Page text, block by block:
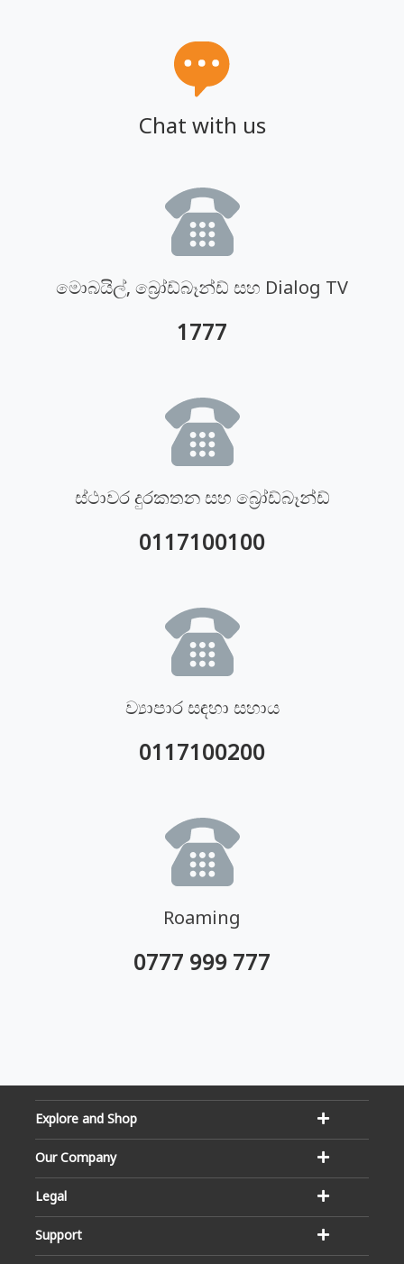
Chat with us
මොබයිල්, බ්‍රෝඩ්බෑන්ඩ් සහ Dialog TV
1777
ස්ථාවර දුරකතන සහ බ්‍රෝඩ්බෑන්ඩ්
0117100100
ව්‍යාපාර සඳහා සහාය
0117100200
Roaming
0777 999 777
Explore and Shop
Our Company
Legal
Support